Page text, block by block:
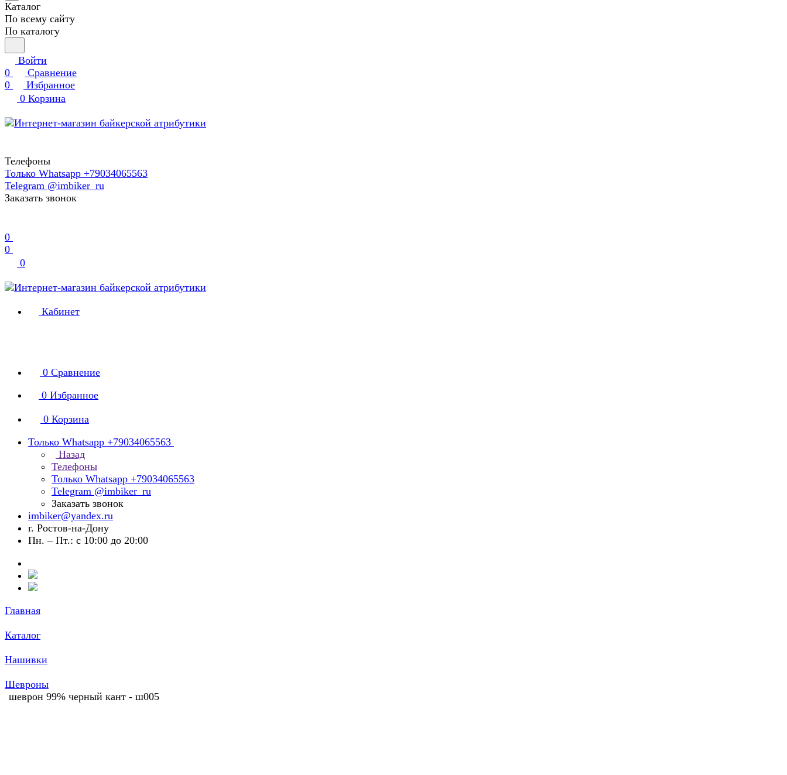
Каталог
По всему сайту
По каталогу
Войти
0
Сравнение
0
Избранное
0 Корзина
Телефоны
Только Whatsapp +79034065563
Telegram @imbiker_ru
Заказать звонок
0
0
0
Кабинет
0 Сравнение
0 Избранное
0 Корзина
Только Whatsapp +79034065563
Назад
Телефоны
Только Whatsapp +79034065563
Telegram @imbiker_ru
Заказать звонок
imbiker@yandex.ru
г. Ростов-на-Дону
Пн. – Пт.: с 10:00 до 20:00
Главная
Каталог
Нашивки
Шевроны
шеврон 99% черный кант - ш005